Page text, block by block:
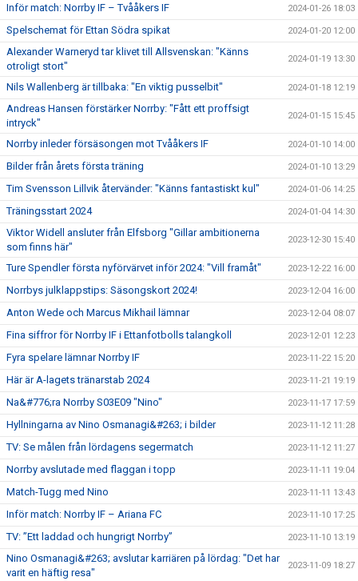
Inför match: Norrby IF – Tvååkers IF 2024-01-26 18:03
Spelschemat för Ettan Södra spikat 2024-01-20 12:00
Alexander Warneryd tar klivet till Allsvenskan: "Känns
otroligt stort"
2024-01-19 13:30
Nils Wallenberg är tillbaka: "En viktig pusselbit" 2024-01-18 12:19
Andreas Hansen förstärker Norrby: "Fått ett proffsigt
intryck"
2024-01-15 15:45
Norrby inleder försäsongen mot Tvååkers IF 2024-01-10 14:00
Bilder från årets första träning 2024-01-10 13:29
Tim Svensson Lillvik återvänder: "Känns fantastiskt kul" 2024-01-06 14:25
Träningsstart 2024 2024-01-04 14:30
Viktor Widell ansluter från Elfsborg "Gillar ambitionerna
som finns här"
2023-12-30 15:40
Ture Spendler första nyförvärvet inför 2024: "Vill framåt" 2023-12-22 16:00
Norrbys julklappstips: Säsongskort 2024! 2023-12-04 16:00
Anton Wede och Marcus Mikhail lämnar 2023-12-04 08:07
Fina siffror för Norrby IF i Ettanfotbolls talangkoll 2023-12-01 12:23
Fyra spelare lämnar Norrby IF 2023-11-22 15:20
Här är A-lagets tränarstab 2024 2023-11-21 19:19
Na&#776;ra Norrby S03E09 "Nino" 2023-11-17 17:59
Hyllningarna av Nino Osmanagi&#263; i bilder 2023-11-12 11:28
TV: Se målen från lördagens segermatch 2023-11-12 11:27
Norrby avslutade med flaggan i topp 2023-11-11 19:04
Match-Tugg med Nino 2023-11-11 13:43
Inför match: Norrby IF – Ariana FC 2023-11-10 17:25
TV: ”Ett laddad och hungrigt Norrby” 2023-11-10 13:19
Nino Osmanagi&#263; avslutar karriären på lördag: "Det har
varit en häftig resa"
2023-11-09 18:27